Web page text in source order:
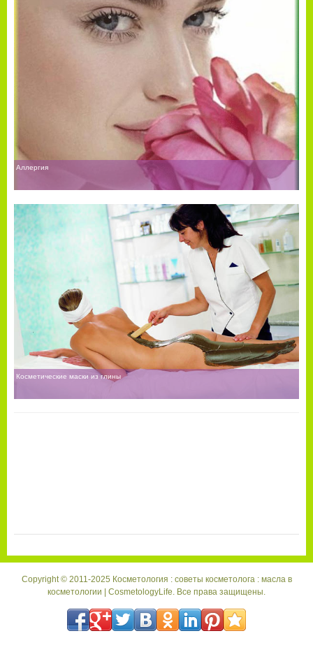
Аллергия
Косметические маски из глины
Copyright © 2011-2025 Косметология : советы косметолога : масла в
косметологии | CosmetologyLife. Все права защищены.